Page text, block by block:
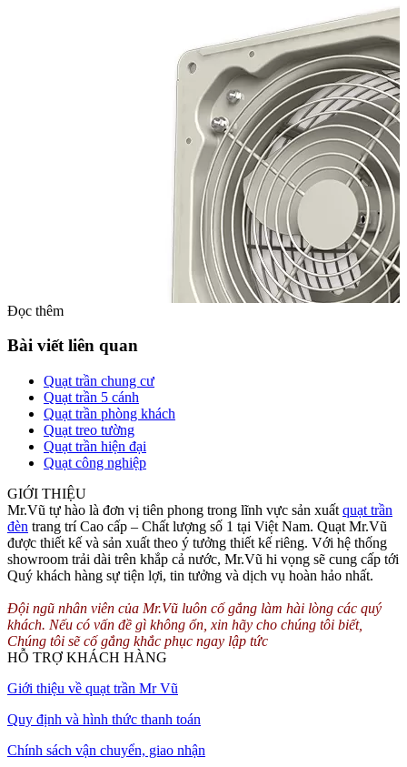
Tạo không gian lý tưởng cho các trang trại, nhà máy
Trong các nhà máy chăn nuôi, nhà xưởng thường yêu cầu rất cao về
nhiệt độ và không khí bên trong. Vì vậy việc lắp quạt thông gió là
rất cần thiết. Nó không chỉ giải quyết được nhiệt độ trong phòng mà
còn luôn lấy không khí trong lành từ bên ngoài đẩy vào bên trong.
Giúp không gian bên trong luôn được thông thoáng.
Kích thước quạt thông gió ITH-10
Đọc thêm
Bài viết liên quan
Quạt trần chung cư
Quạt trần 5 cánh
Quạt trần phòng khách
Quạt treo tường
Quạt trần hiện đại
Quạt công nghiệp
GIỚI THIỆU
Mr.Vũ tự hào là đơn vị tiên phong trong lĩnh vực sản xuất quạt trần
đèn trang trí Cao cấp – Chất lượng số 1 tại Việt Nam. Quạt Mr.Vũ
được thiết kế và sản xuất theo ý tưởng thiết kế riêng. Với hệ thống
showroom trải dài trên khắp cả nước, Mr.Vũ hi vọng sẽ cung cấp tới
Quý khách hàng sự tiện lợi, tin tưởng và dịch vụ hoàn hảo nhất.
Đội ngũ nhân viên của Mr.Vũ luôn cố gắng làm hài lòng các quý
khách. Nếu có vấn đề gì không ổn, xin hãy cho chúng tôi biết,
Chúng tôi sẽ cố gắng khắc phục ngay lập tức
HỖ TRỢ KHÁCH HÀNG
Giới thiệu về quạt trần Mr Vũ
Quy định và hình thức thanh toán
Chính sách vận chuyển, giao nhận